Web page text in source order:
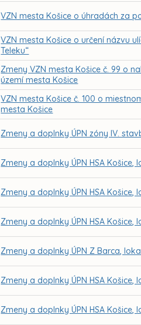
VZN mesta Košice o úhradách za
VZN mesta Košice o určení názvu
Teleku“
Zmeny VZN mesta Košice č. 99 o
území mesta Košice
VZN mesta Košice č. 100 o
mesta Košice
Zmeny a doplnky ÚPN zóny IV.
Zmeny a doplnky ÚPN HSA
Zmeny a doplnky ÚPN HSA Košice,
Zmeny a doplnky ÚPN HSA Košice,
Zmeny a doplnky ÚPN Z Barca,
Zmeny a doplnky ÚPN HSA
Zmeny a doplnky ÚPN HSA Košice,